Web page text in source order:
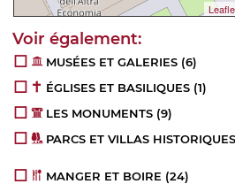
MUSÉES ET GALERIES (6)
ÉGLISES ET BASILIQUES (1)
LES MONUMENTS (9)
PARCS ET VILLAS HISTORIQUES
MANGER ET BOIRE (24)